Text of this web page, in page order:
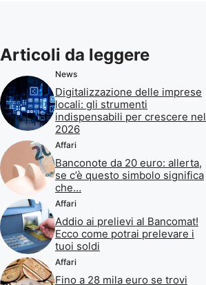
Articoli da leggere
News
Digitalizzazione delle imprese
locali: gli strumenti
indispensabili per crescere nel
2026
Affari
Banconote da 20 euro: allerta,
se c’è questo simbolo significa
che…
Affari
Addio ai prelievi al Bancomat!
Ecco come potrai prelevare i
tuoi soldi
Affari
Fino a 28 mila euro se trovi